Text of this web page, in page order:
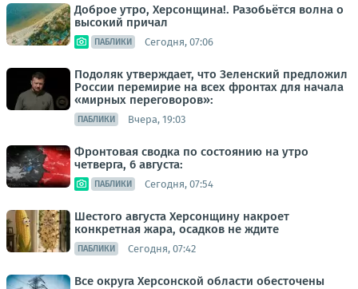
Доброе утро, Херсонщина!. Разобьётся волна о
высокий причал
ПАБЛИКИ Сегодня, 07:06
Подоляк утверждает, что Зеленский предложил
России перемирие на всех фронтах для начала
«мирных переговоров»:
ПАБЛИКИ Вчера, 19:03
Фронтовая сводка по состоянию на утро
четверга, 6 августа:
ПАБЛИКИ Сегодня, 07:54
Шестого августа Херсонщину накроет
конкретная жара, осадков не ждите
ПАБЛИКИ Сегодня, 07:42
Все округа Херсонской области обесточены